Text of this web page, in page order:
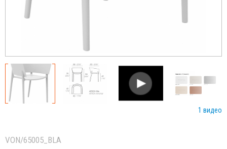
1 видео
VON/65005_BLA